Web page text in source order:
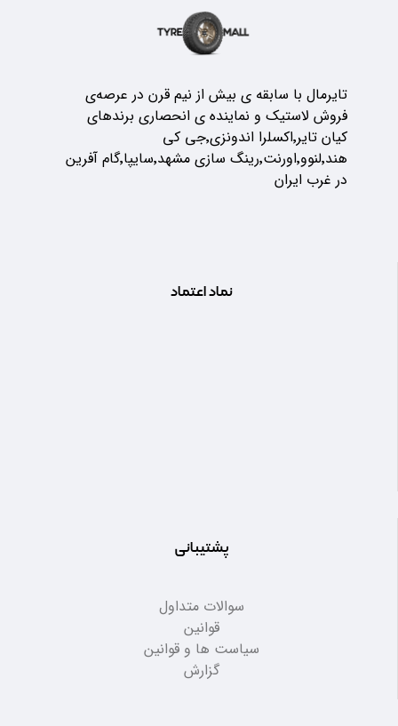
تایرمال با سابقه ی بیش از نیم قرن در عرصه‌ی
فروش لاستیک و نماینده ی انحصاری برندهای
کیان تایر٬اکسلرا اندونزی٬جی کی
هند٬لنوو٬اورنت٬رینگ سازی مشهد٬سایپا٬گام آفرین
در غرب ایران
نماد اعتماد
پشتیبانی
سوالات متداول
قوانین
سیاست ها و قوانین
گزارش